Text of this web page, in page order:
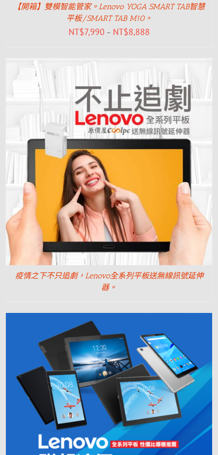
【開箱】雙模智能管家。Lenovo YOGA SMART TAB智慧
平板/SMART TAB M10。
NT$7,990 – NT$8,888
疫情之下不只追劇，Lenovo全系列平板送無線訊號延伸
器。